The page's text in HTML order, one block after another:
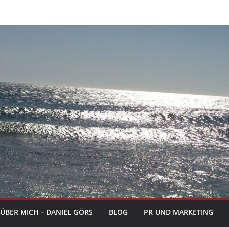
ÜBER MICH – DANIEL GÖRS BLOG PR UND MARKETING